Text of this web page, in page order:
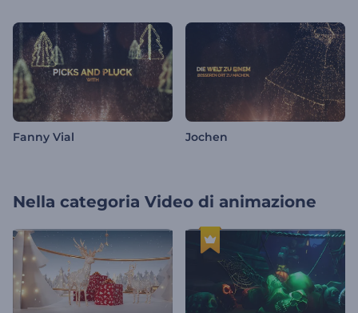
Fanny Vial Jochen
Nella categoria Video di animazione